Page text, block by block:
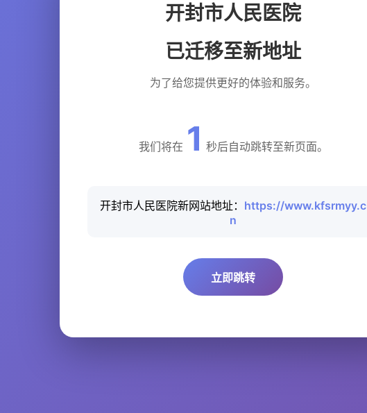
开封市人民医院
已迁移至新地址
为了给您提供更好的体验和服务。
我们将在 1 秒后自动跳转至新页面。
开封市人民医院新网站地址： https://www.kfsrmyy.c
n
立即跳转